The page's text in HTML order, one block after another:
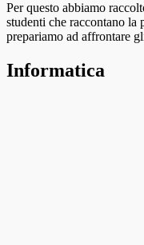
Per questo abbiamo
studenti che raccontano la
prepariamo ad affrontare
Informatica